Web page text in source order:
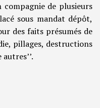
de plusieurs
sous mandat dépôt,
des faits présumés de
pillages, destructions